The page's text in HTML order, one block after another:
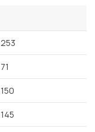
253
71
150
145